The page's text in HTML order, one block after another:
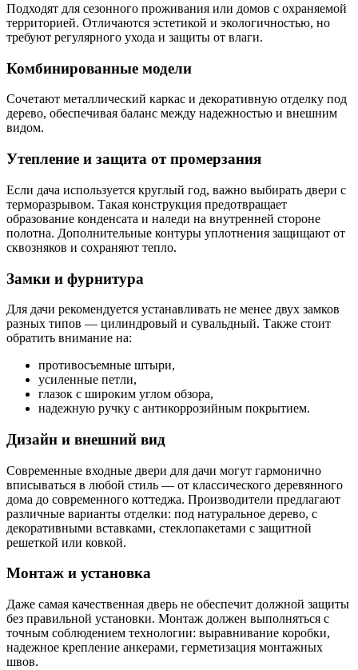
Подходят для сезонного проживания или домов с охраняемой
территорией. Отличаются эстетикой и экологичностью, но
требуют регулярного ухода и защиты от влаги.
Комбинированные модели
Сочетают металлический каркас и декоративную отделку под
дерево, обеспечивая баланс между надежностью и внешним
видом.
Утепление и защита от промерзания
Если дача используется круглый год, важно выбирать двери с
терморазрывом. Такая конструкция предотвращает
образование конденсата и наледи на внутренней стороне
полотна. Дополнительные контуры уплотнения защищают от
сквозняков и сохраняют тепло.
Замки и фурнитура
Для дачи рекомендуется устанавливать не менее двух замков
разных типов — цилиндровый и сувальдный. Также стоит
обратить внимание на:
противосъемные штыри,
усиленные петли,
глазок с широким углом обзора,
надежную ручку с антикоррозийным покрытием.
Дизайн и внешний вид
Современные входные двери для дачи могут гармонично
вписываться в любой стиль — от классического деревянного
дома до современного коттеджа. Производители предлагают
различные варианты отделки: под натуральное дерево, с
декоративными вставками, стеклопакетами с защитной
решеткой или ковкой.
Монтаж и установка
Даже самая качественная дверь не обеспечит должной защиты
без правильной установки. Монтаж должен выполняться с
точным соблюдением технологии: выравнивание коробки,
надежное крепление анкерами, герметизация монтажных
швов.